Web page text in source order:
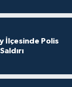
İlçesinde Polis